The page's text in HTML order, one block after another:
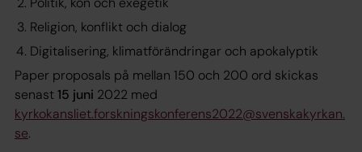
Religion, konflikt och dialog
Digitalisering, klimatförändringar och apokalyptik
Paper proposals på mellan 150 och 200 ord skickas
senast15 juni 2022 med
kyrkokansliet.forskningskonferens2022@svenskakyrkan.
se.